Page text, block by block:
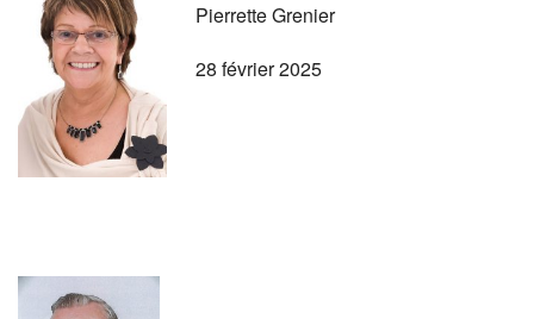
Pierrette Grenier
28 février 2025